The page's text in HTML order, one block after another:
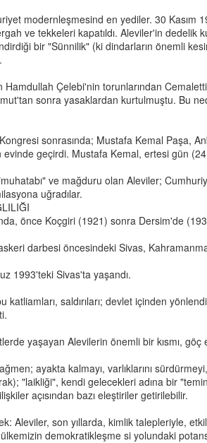
modernleşmesind en yediler. 30 Kasım
ve tekkeleri kapatıldı. Aleviler'in dedelik
bir "Sünnilik" (ki dindarların önemli
Çelebi'nin torunlarından
sonra yasaklardan kurtulmuştu. Bu
sonrasında; Mustafa Kemal Paşa,
geçirdi. Mustafa Kemal, ertesi gün
ve mağduru olan Aleviler;
uğradılar.
önce Koçgiri (1921) sonra Dersim'de
darbesi öncesindeki Sivas,
1993'teki Sivas'ta yaşandı.
katliamları, saldırıları; devlet içinden
yaşayan Alevilerin önemli bir kısmı, göç
ayakta kalmayı, varlıklarını
"laikliği", kendi gelecekleri adına bir
açısından bazı eleştiriler getirilebilir.
Aleviler, son yıllarda, kimlik talepleriyle,
demokratikleşme si yolundaki